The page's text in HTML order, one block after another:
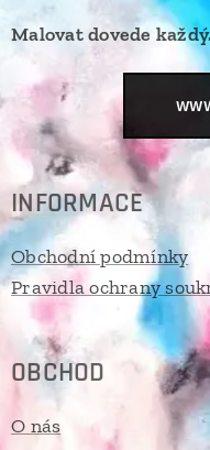
Malovat dovede
INFORMACE
Obchodní podmínky
Pravidla ochrany
OBCHOD
O nás